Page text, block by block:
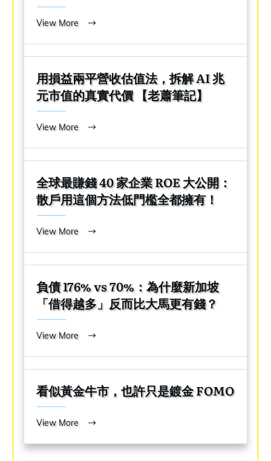
View More
用損益兩平營收估值法，拆解 AI 兆
元市值的真實代價 【老蕭筆記】
View More
全球最賺錢 40 家企業 ROE 大公開：
散戶用這個方法低門檻全都擁有！
View More
負債 176% vs 70%：為什麼新加坡
「借得越多」反而比大馬更有錢？
View More
看似黃金牛市，也許只是鍍金 FOMO
View More